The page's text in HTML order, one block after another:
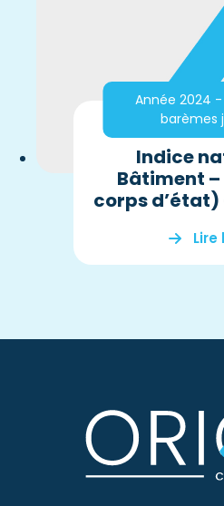
Année 2024
barèmes
Indice
Bâtiment –
corps d’état)
Lire